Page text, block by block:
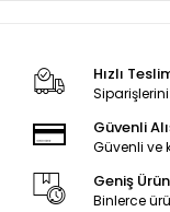
Hızlı
Güvenli
Güvenli ve
Geniş
Binlerce